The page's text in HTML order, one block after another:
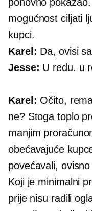
mogućnost ciljati
kupci.
Karel: Da, ovisi
Jesse: U redu. u
Karel: Očito,
ne? Stoga toplo
manjim
obećavajuće
povećavali,
Koji je minimalni
prije nisu radili